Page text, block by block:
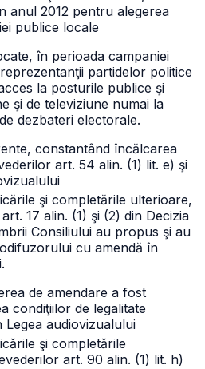
anul 2012 pentru alegerea
publice locale
în perioada campaniei
partidelor politice
la posturile publice şi
şi de televiziune numai la
dezbateri electorale.
constantând încălcarea
art. 54 alin. (1) lit. e) şi
şi completările ulterioare,
art. 17 alin. (1) şi (2) din Decizia
Consiliului au propus şi au
cu amendă în
de amendare a fost
condiţiilor de legalitate
Legea audiovizualului
şi completările
art. 90 alin. (1) lit. h)